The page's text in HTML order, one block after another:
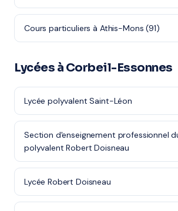
Cours particuliers à Athis-Mons (91)
Lycées à Corbeil-Essonnes
Lycée polyvalent Saint-Léon
Section d'enseignement professionnel
polyvalent Robert Doisneau
Lycée Robert Doisneau